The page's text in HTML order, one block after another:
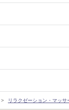
リラクゼーション・マッ